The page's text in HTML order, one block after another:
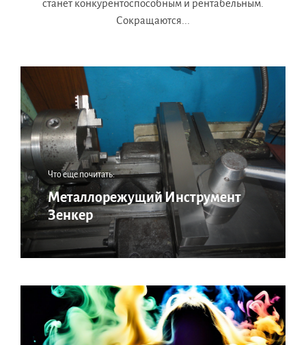
станет конкурентоспособным и рентабельным.
Сокращаются...
Что еще почитать:
Металлорежущий Инструмент
Зенкер